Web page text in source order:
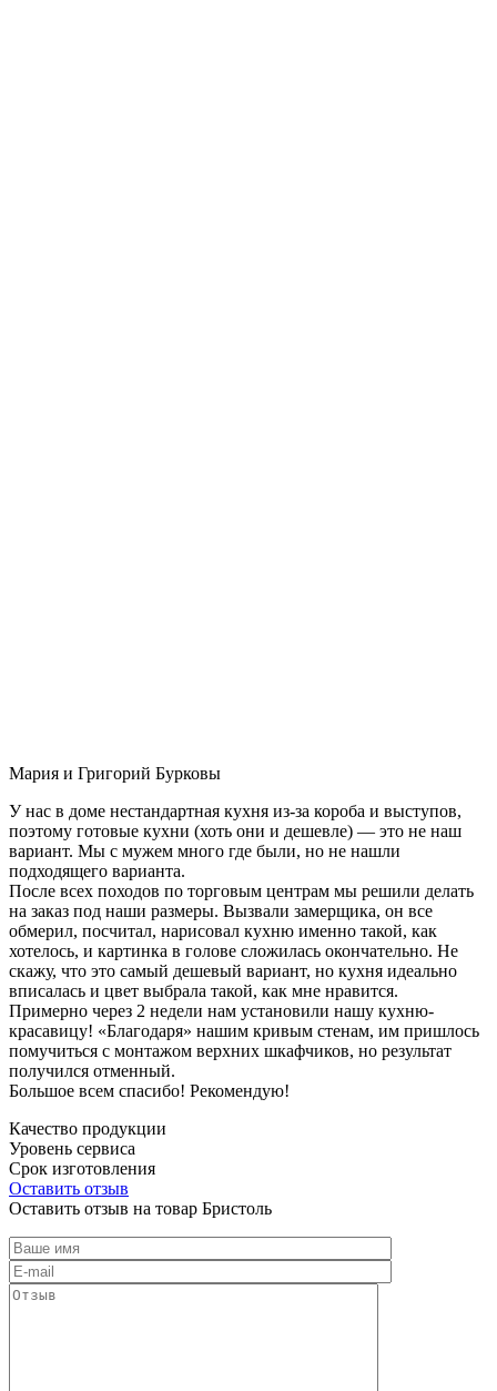
Мария и Григорий Бурковы
У нас в доме нестандартная кухня из-за короба и выступов,
поэтому готовые кухни (хоть они и дешевле) — это не наш
вариант. Мы с мужем много где были, но не нашли
подходящего варианта.
После всех походов по торговым центрам мы решили делать
на заказ под наши размеры. Вызвали замерщика, он все
обмерил, посчитал, нарисовал кухню именно такой, как
хотелось, и картинка в голове сложилась окончательно. Не
скажу, что это самый дешевый вариант, но кухня идеально
вписалась и цвет выбрала такой, как мне нравится.
Примерно через 2 недели нам установили нашу кухню-
красавицу! «Благодаря» нашим кривым стенам, им пришлось
помучиться с монтажом верхних шкафчиков, но результат
получился отменный.
Большое всем спасибо! Рекомендую!
Качество продукции
Уровень сервиса
Срок изготовления
Оставить отзыв
Оставить отзыв на товар Бристоль